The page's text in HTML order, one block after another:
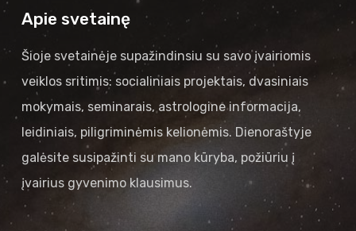
Apie svetainę
Šioje svetainėje supažindinsiu su savo įvairiomis
veiklos sritimis: socialiniais projektais, dvasiniais
mokymais, seminarais, astrologine informacija,
leidiniais, piligriminėmis kelionėmis. Dienoraštyje
galėsite susipažinti su mano kūryba, požiūriu į
įvairius gyvenimo klausimus.